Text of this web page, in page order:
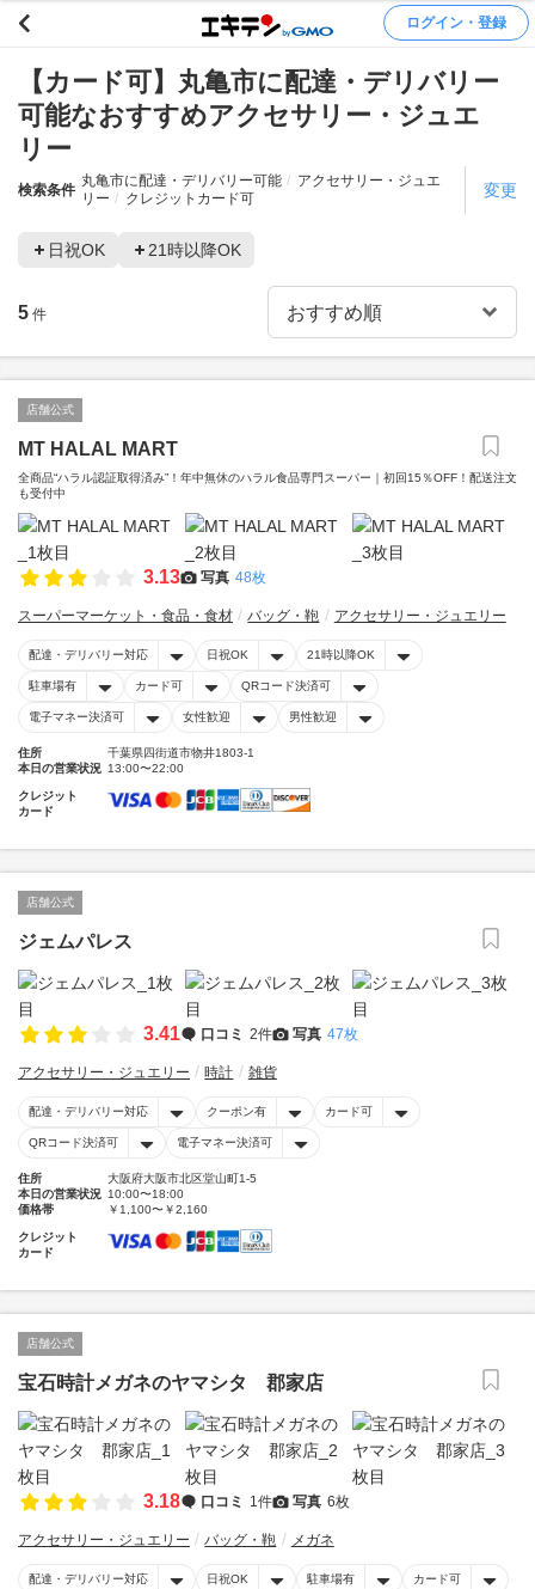
ログイン・登録
【カード可】丸亀市に配達・デリバリー
可能なおすすめアクセサリー・ジュエ
リー
検索条件
丸亀市に配達・デリバリー可能
アクセサリー・ジュエ
リー
クレジットカード可 変更
日祝OK 21時以降OK
5 件
店舗公式
MT HALAL MART
全商品“ハラル認証取得済み”！年中無休のハラル食品専門スーパー｜初回15％OFF！配送注文
も受付中
3.13 写真 48枚
スーパーマーケット・食品・食材 バッグ・鞄 アクセサリー・ジュエリー
配達・デリバリー対応 日祝OK 21時以降OK
駐車場有 カード可 QRコード決済可
電子マネー決済可 女性歓迎 男性歓迎
住所
千葉県四街道市物井1803-1
本日の営業状況 13:00〜22:00
クレジット
カード
店舗公式
ジェムパレス
3.41 口コミ 2件 写真 47枚
アクセサリー・ジュエリー 時計 雑貨
配達・デリバリー対応 クーポン有 カード可
QRコード決済可 電子マネー決済可
住所
大阪府大阪市北区堂山町1-5
本日の営業状況 10:00〜18:00
価格帯
￥1,100〜￥2,160
クレジット
カード
店舗公式
宝石時計メガネのヤマシタ 郡家店
3.18 口コミ 1件 写真 6枚
アクセサリー・ジュエリー バッグ・鞄 メガネ
配達・デリバリー対応 日祝OK 駐車場有 カード可